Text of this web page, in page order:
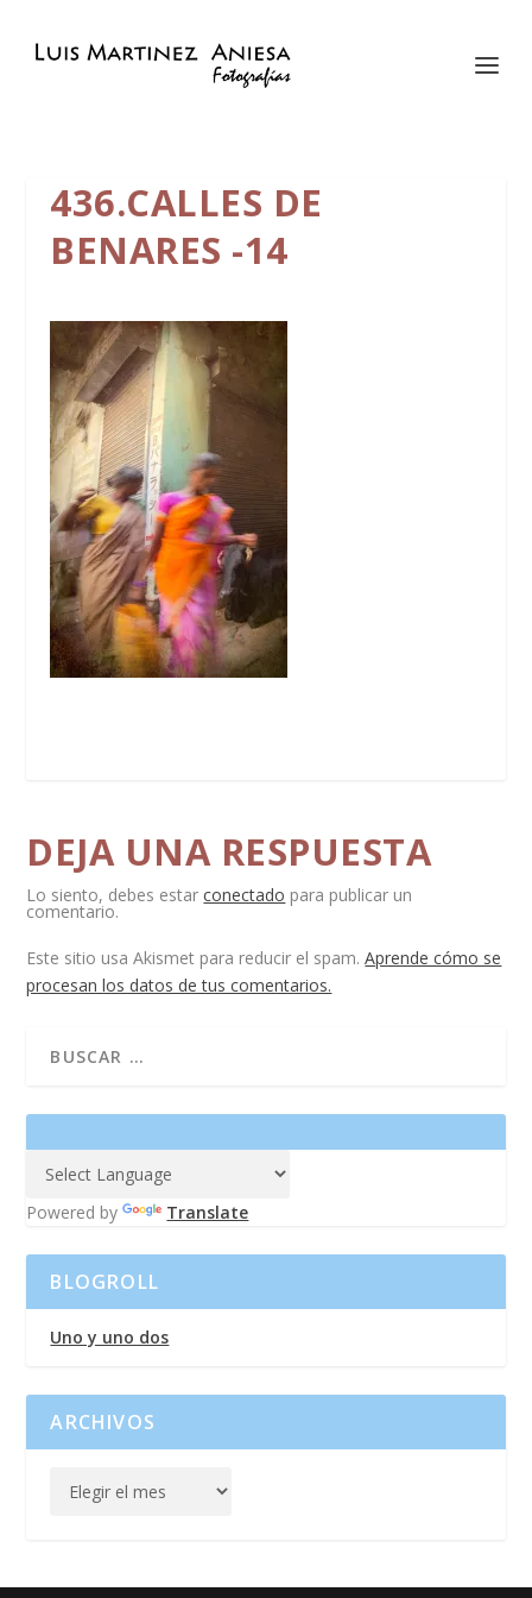
436.CALLES DE
BENARES -14
DEJA UNA RESPUESTA
Lo siento, debes estarconectado para publicar un
comentario.
Este sitio usa Akismet para reducir el spam.Aprende cómo se
procesan los datos de tus comentarios.
Powered by Translate
BLOGROLL
Uno y uno dos
ARCHIVOS